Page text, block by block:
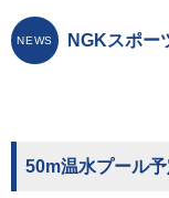
NGKスポー
50m温水プール